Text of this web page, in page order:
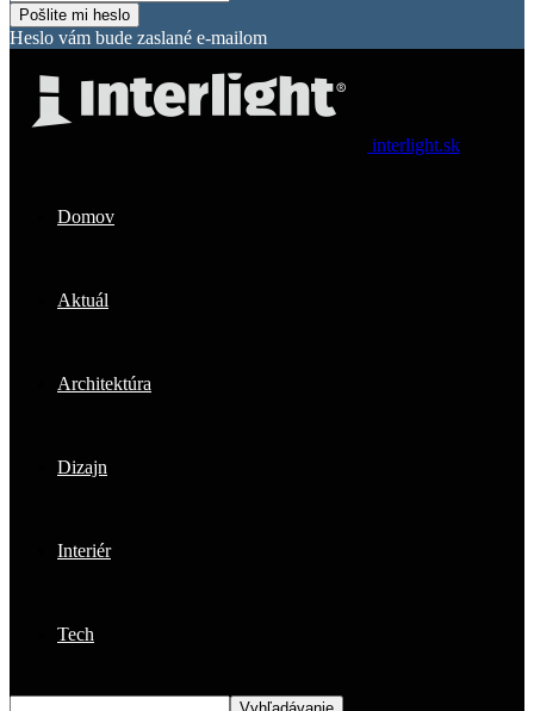
Heslo vám bude zaslané e-mailom
interlight.sk
Domov
Aktuál
Architektúra
Dizajn
Interiér
Tech